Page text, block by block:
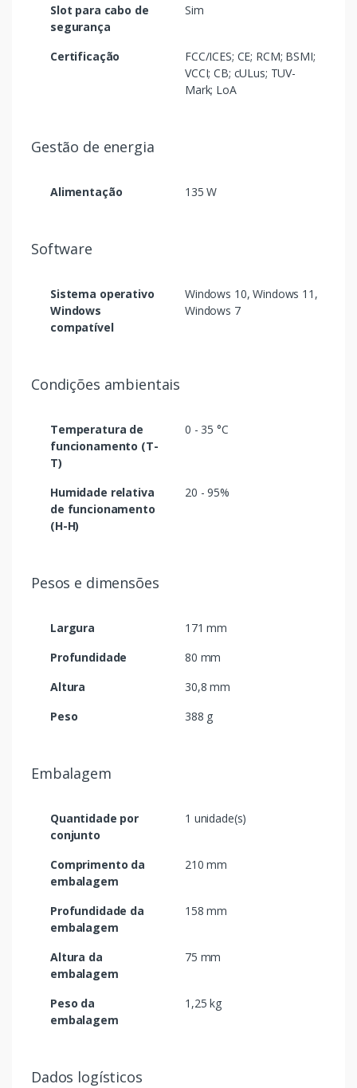
Slot para cabo de
segurança
Sim
Certificação
FCC/ICES; CE; RCM; BSMI;
VCCI; CB; cULus; TUV-
Mark; LoA
Gestão de energia
Alimentação 135 W
Software
Sistema operativo
Windows
compatível
Windows 10, Windows 11,
Windows 7
Condições ambientais
Temperatura de
funcionamento (T-
T)
0 - 35 °C
Humidade relativa
de funcionamento
(H-H)
20 - 95%
Pesos e dimensões
Largura
171 mm
Profundidade
80 mm
Altura
30,8 mm
Peso
388 g
Embalagem
Quantidade por
conjunto
1 unidade(s)
Comprimento da
embalagem
210 mm
Profundidade da
embalagem
158 mm
Altura da
embalagem
75 mm
Peso da
embalagem
1,25 kg
Dados logísticos